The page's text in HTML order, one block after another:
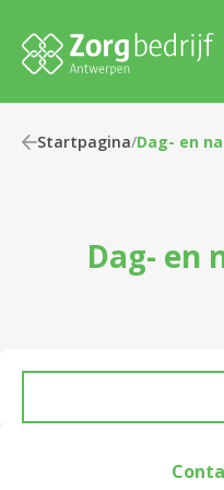
Startpagina/Dag- en
Dag- en